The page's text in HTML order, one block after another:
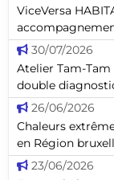
ViceVersa
30/07/2026
Atelier Tam-
double
26/06/2026
Chaleurs
en Région
23/06/2026